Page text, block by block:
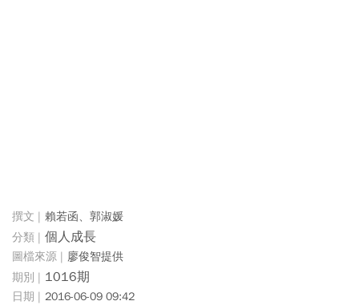
賴若函、郭淑媛
個人成長
廖俊智提供
1016期
2016-06-09 09:42